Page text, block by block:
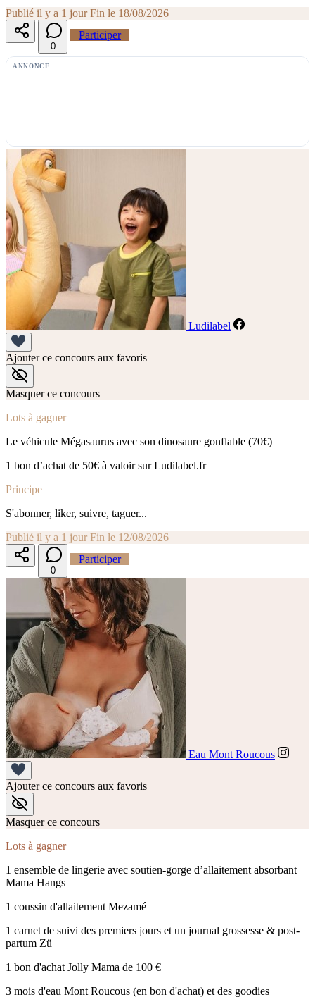
Publié il y a 1 jour Fin le 18/08/2026
0
Participer
ANNONCE
Ludilabel
Ajouter ce concours aux favoris
Masquer ce concours
Lots à gagner
Le véhicule Mégasaurus avec son dinosaure gonflable (70€)
1 bon d’achat de 50€ à valoir sur Ludilabel.fr
Principe
S'abonner, liker, suivre, taguer...
Publié il y a 1 jour Fin le 12/08/2026
0
Participer
Eau Mont Roucous
Ajouter ce concours aux favoris
Masquer ce concours
Lots à gagner
1 ensemble de lingerie avec soutien-gorge d’allaitement absorbant
Mama Hangs
1 coussin d'allaitement Mezamé
1 carnet de suivi des premiers jours et un journal grossesse & post-
partum Zü
1 bon d'achat Jolly Mama de 100 €
3 mois d'eau Mont Roucous (en bon d'achat) et des goodies